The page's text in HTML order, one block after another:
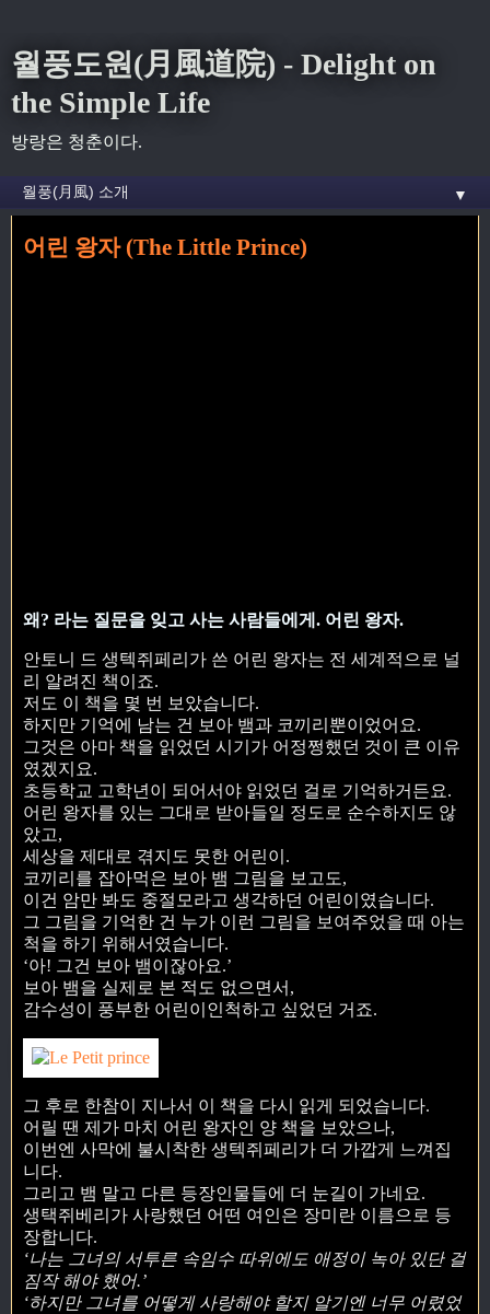
월풍도원(月風道院) - Delight on
the Simple Life
방랑은 청춘이다.
▼
홈» 책» 어린 왕자 (The Little Prince)
어린 왕자 (The Little Prince)
왜? 라는 질문을 잊고 사는 사람들에게. 어린 왕자.
안토니 드 생텍쥐페리가 쓴 어린 왕자는 전 세계적으로 널
리 알려진 책이죠.
저도 이 책을 몇 번 보았습니다.
하지만 기억에 남는 건 보아 뱀과 코끼리뿐이었어요.
그것은 아마 책을 읽었던 시기가 어정쩡했던 것이 큰 이유
였겠지요.
초등학교 고학년이 되어서야 읽었던 걸로 기억하거든요.
어린 왕자를 있는 그대로 받아들일 정도로 순수하지도 않
았고,
세상을 제대로 겪지도 못한 어린이.
코끼리를 잡아먹은 보아 뱀 그림을 보고도,
이건 암만 봐도 중절모라고 생각하던 어린이였습니다.
그 그림을 기억한 건 누가 이런 그림을 보여주었을 때 아는
척을 하기 위해서였습니다.
‘아! 그건 보아 뱀이잖아요.’
보아 뱀을 실제로 본 적도 없으면서,
감수성이 풍부한 어린이인척하고 싶었던 거죠.
그 후로 한참이 지나서 이 책을 다시 읽게 되었습니다.
어릴 땐 제가 마치 어린 왕자인 양 책을 보았으나,
이번엔 사막에 불시착한 생텍쥐페리가 더 가깝게 느껴집
니다.
그리고 뱀 말고 다른 등장인물들에 더 눈길이 가네요.
생택쥐베리가 사랑했던 어떤 여인은 장미란 이름으로 등
장합니다.
‘나는 그녀의 서투른 속임수 따위에도 애정이 녹아 있단 걸
짐작 해야 했어.’
‘하지만 그녀를 어떻게 사랑해야 할지 알기엔 너무 어렸었